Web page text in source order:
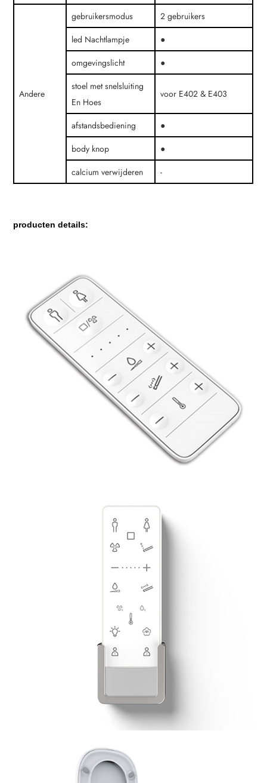
Andere
gebruikersmodus
2 gebruikers
led Nachtlampje
●
omgevingslicht
●
stoel met snelsluiting
En Hoes
voor E402 & E403
afstandsbediening
●
body knop
●
calcium verwijderen
-
producten details: